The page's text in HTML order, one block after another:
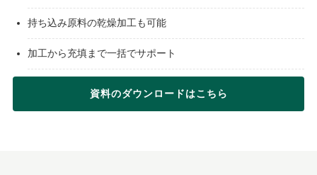
持ち込み原料の乾燥加工も可能
加工から充填まで一括でサポート
資料のダウンロードはこちら